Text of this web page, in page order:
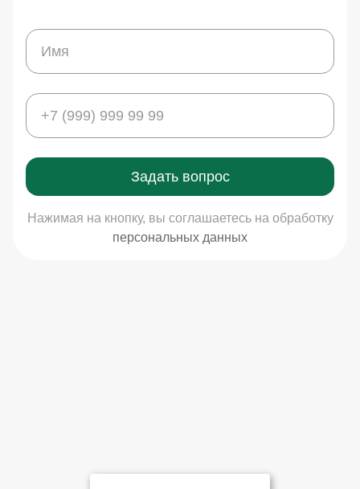
Задать вопрос
Нажимая на кнопку, вы соглашаетесь на обработку
персональных данных